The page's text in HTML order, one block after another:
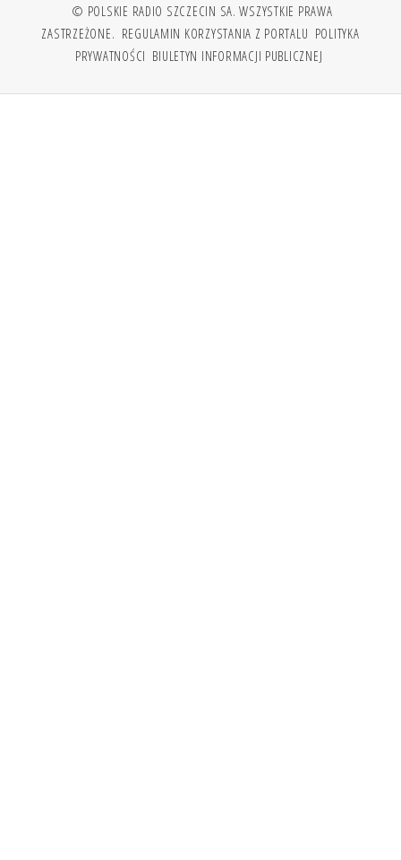
© POLSKIE RADIO SZCZECIN SA. WSZYSTKIE PRAWA
ZASTRZEŻONE. REGULAMIN KORZYSTANIA Z PORTALU POLITYKA
PRYWATNOŚCI BIULETYN INFORMACJI PUBLICZNEJ